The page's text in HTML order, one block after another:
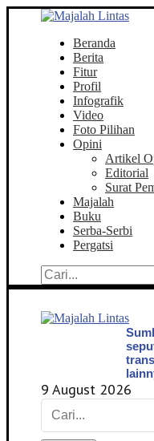
Beranda
Berita
Fitur
Profil
Infografik
Video
Foto Pilihan
Opini
Artikel
Editorial
Surat
Majalah
Buku
Serba-Serbi
Pergatsi
9 August 2026